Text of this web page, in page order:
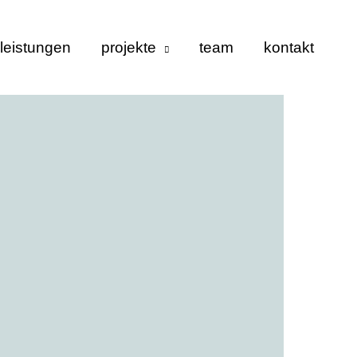
leistungen projekte team kontakt